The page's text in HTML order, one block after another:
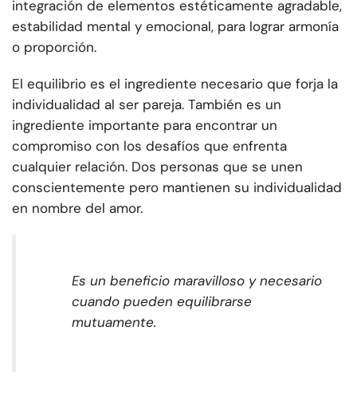
integración de elementos estéticamente agradable,
estabilidad mental y emocional, para lograr armonía
o proporción.
El equilibrio es el ingrediente necesario que forja la
individualidad al ser pareja. También es un
ingrediente importante para encontrar un
compromiso con los desafíos que enfrenta
cualquier relación. Dos personas que se unen
conscientemente pero mantienen su individualidad
en nombre del amor.
Es un beneficio maravilloso y necesario
cuando pueden equilibrarse
mutuamente.